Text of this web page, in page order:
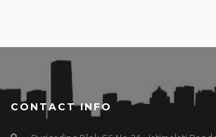
CONTACT INFO